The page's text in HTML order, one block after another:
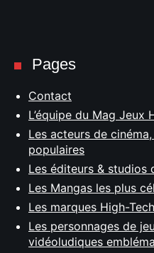
Pages
Contact
L’équipe du Mag Jeux
Les acteurs de
populaires
Les éditeurs & studios
Les Mangas les plus
Les marques High-
Les personnages de
vidéoludiques